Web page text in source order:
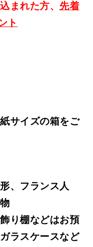
まれた方、 先着
ト
サイズの箱をご
、フランス人
り棚などはお預
ラスケースなど